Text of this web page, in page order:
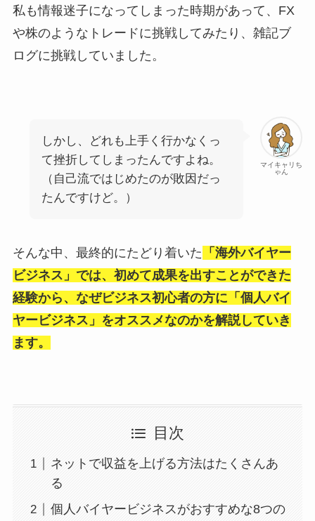
私も情報迷子になってしまった時期があって、FX
や株のようなトレードに挑戦してみたり、雑記ブ
ログに挑戦していました。
マイキャリち
ゃん
しかし、どれも上手く行かなくっ
て挫折してしまったんですよね。
（自己流ではじめたのが敗因だっ
たんですけど。）
そんな中、最終的にたどり着いた 「海外バイヤー
ビジネス」では、初めて成果を出すことができた
経験から、なぜビジネス初心者の方に「個人バイ
ヤービジネス」をオススメなのかを解説していき
ます。
目次
ネットで収益を上げる方法はたくさんあ
る
個人バイヤービジネスがおすすめな8つの